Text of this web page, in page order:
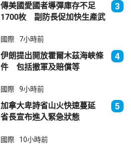
傳美國愛國者導彈庫存不足
1700枚 副防長促加快生產武
3
國際 7小時前
伊朗提出開放霍爾木茲海峽條
件 包括撤軍及賠償等
4
國際 9小時前
加拿大卑詩省山火快速蔓延
省長宣布進入緊急狀態
5
國際 10小時前